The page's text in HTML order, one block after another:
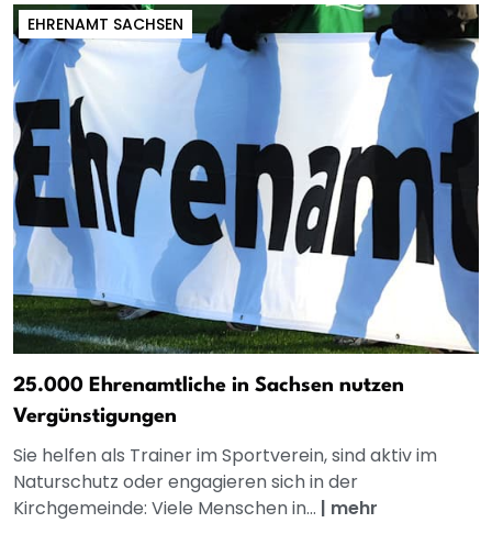
EHRENAMT SACHSEN
25.000 Ehrenamtliche in Sachsen nutzen
Vergünstigungen
Sie helfen als Trainer im Sportverein, sind aktiv im
Naturschutz oder engagieren sich in der
Kirchgemeinde: Viele Menschen in... | mehr